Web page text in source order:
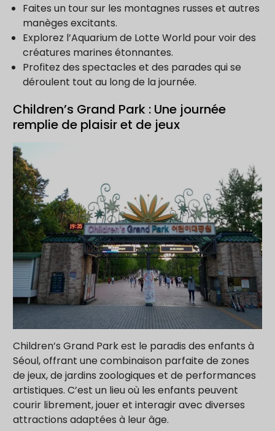
Faites un tour sur les montagnes russes et autres
manèges excitants.
Explorez l’Aquarium de Lotte World pour voir des
créatures marines étonnantes.
Profitez des spectacles et des parades qui se
déroulent tout au long de la journée.
Children’s Grand Park : Une journée
remplie de plaisir et de jeux
Children’s Grand Park est le paradis des enfants à
Séoul, offrant une combinaison parfaite de zones
de jeux, de jardins zoologiques et de performances
artistiques. C’est un lieu où les enfants peuvent
courir librement, jouer et interagir avec diverses
attractions adaptées à leur âge.